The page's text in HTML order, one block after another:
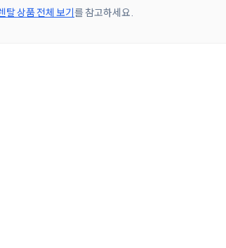
탈 상품 전체 보기를 참고하세요.